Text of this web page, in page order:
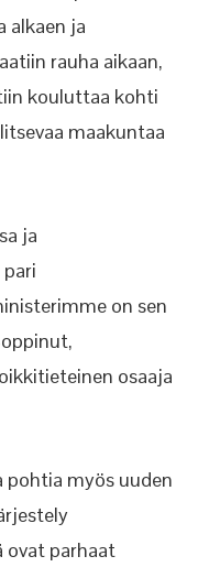
alkaen ja
rauha aikaan,
kouluttaa kohti
maakuntaa
ja
on sen
osaaja
pohtia myös uuden
ovat parhaat